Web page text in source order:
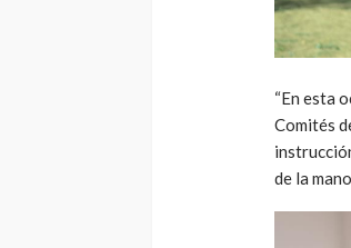
“En esta
Comités
de la